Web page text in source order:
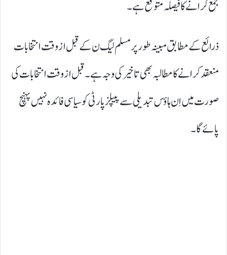
جمع کرانے کا فیصلہ متوقع ہے۔
ذرائع کے مطابق مبینہ طور پر مسلم لیگ ن کے قبل از وقت انتخابات
منعقد کرانے کا مطالبہ بھی تاخیر کی وجہ ہے۔ قبل از وقت انتخابات کی
صورت میں اِن ہاؤس تبدیلی سے پیپلز پارٹی کوسیاسی فائدہ نہیں پہنچ
پائے گا۔